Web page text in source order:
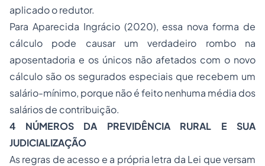
aplicado o redutor.
Para Aparecida Ingrácio (2020), essa nova forma de
cálculo pode causar um verdadeiro rombo na
aposentadoria e os únicos não afetados com o novo
cálculo são os segurados especiais que recebem um
salário-mínimo, porque não é feito nenhuma média dos
salários de contribuição.
4 NÚMEROS DA PREVIDÊNCIA RURAL E SUA
JUDICIALIZAÇÃO
As regras de acesso e a própria letra da Lei que versam